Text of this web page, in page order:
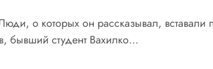
о которых он рассказывал, вставали
бывший студент Вахилко…